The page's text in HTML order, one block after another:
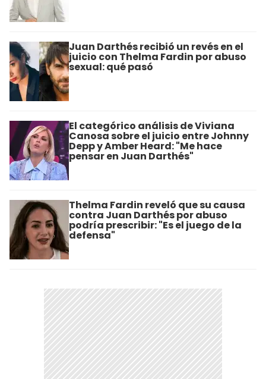
Juan Darthés recibió un revés en el
juicio con Thelma Fardin por abuso
sexual: qué pasó
El categórico análisis de Viviana
Canosa sobre el juicio entre Johnny
Depp y Amber Heard: "Me hace
pensar en Juan Darthés"
Thelma Fardin reveló que su causa
contra Juan Darthés por abuso
podría prescribir: "Es el juego de la
defensa"